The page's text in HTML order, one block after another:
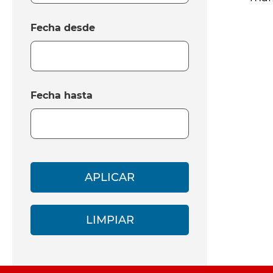
Fecha desde
Fecha hasta